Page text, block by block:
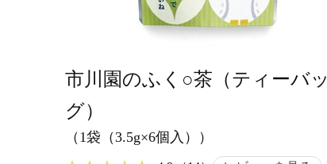
市川園のふく○茶（ティーバッ
グ）
（1袋（3.5g×6個入））